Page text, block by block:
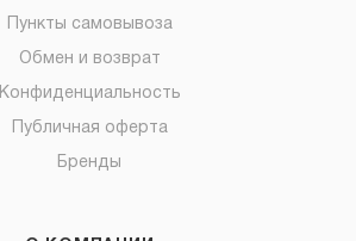
Пункты самовывоза
Обмен и возврат
Конфиденциальность
Публичная оферта
Бренды